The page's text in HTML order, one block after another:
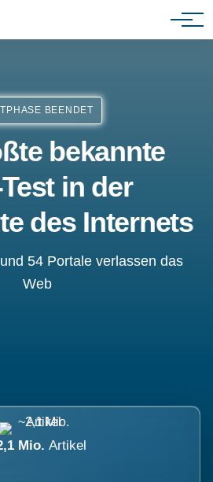
BEENDET
bekannte
in der
des Internets
54 Portale verlassen das
Web
Mio. Artikel